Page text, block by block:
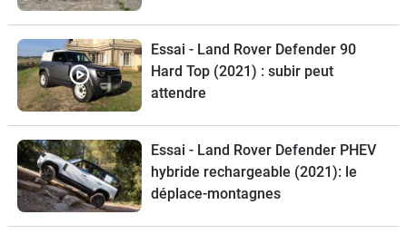
Essai - Land Rover Defender 90
Hard Top (2021) : subir peut
attendre
Essai - Land Rover Defender PHEV
hybride rechargeable (2021): le
déplace-montagnes